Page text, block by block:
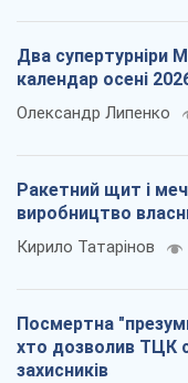
Два супертурніри
календар осені
Олександр Липенко
Ракетний щит і
виробництво
Кирило Татарінов
Посмертна
хто дозволив ТЦК
захисників